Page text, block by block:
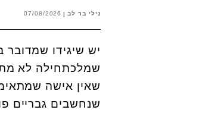
נילי בר לב 07/08/2026
יש שיגידו שמדובר
שמלכתחילה לא
שאין אישה
שנחשבים גבריים